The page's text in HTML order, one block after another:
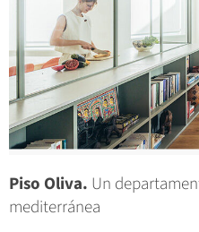
Piso Oliva. Un
mediterránea